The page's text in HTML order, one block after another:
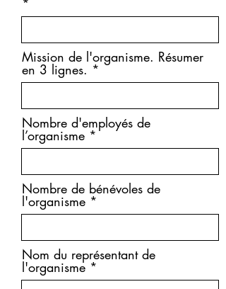
Mission de l'organisme. Résumer
en 3 lignes.
Nombre d'employés de
l’organisme
Nombre de bénévoles de
l'organisme
Nom du représentant de
l'organisme